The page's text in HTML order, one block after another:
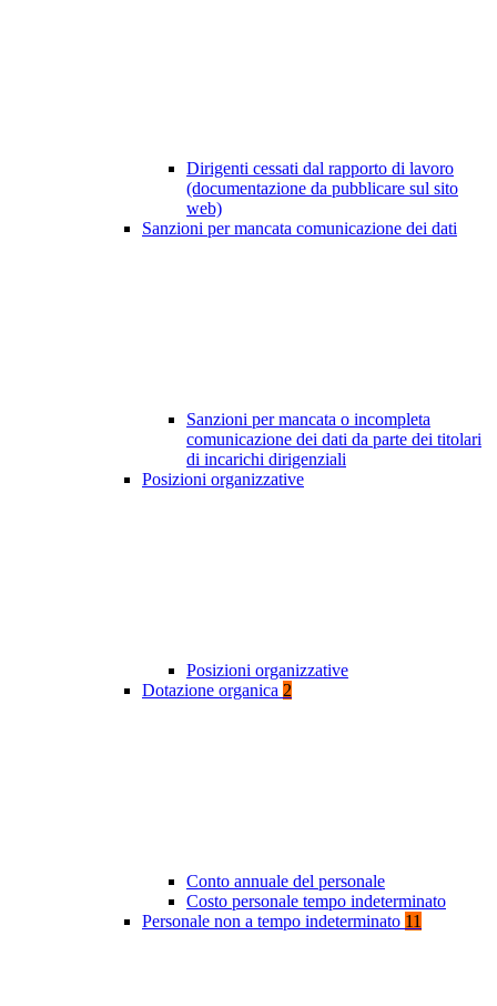
Dirigenti cessati dal rapporto di lavoro
(documentazione da pubblicare sul sito
web)
Sanzioni per mancata comunicazione dei dati
Sanzioni per mancata o incompleta
comunicazione dei dati da parte dei titolari
di incarichi dirigenziali
Posizioni organizzative
Posizioni organizzative
Dotazione organica 2
Conto annuale del personale
Costo personale tempo indeterminato
Personale non a tempo indeterminato 11